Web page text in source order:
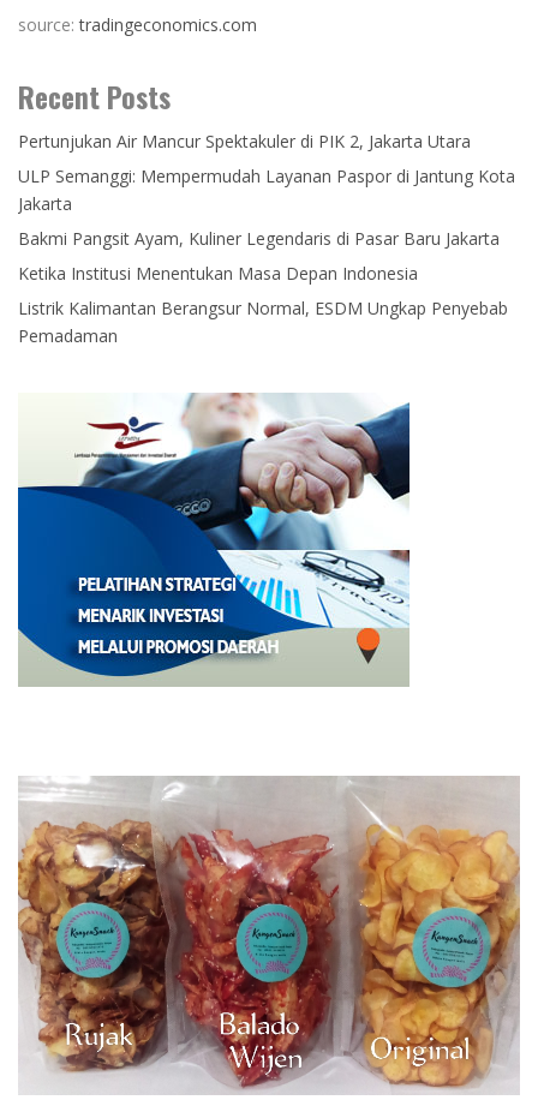
source:tradingeconomics.com
Recent Posts
Pertunjukan Air Mancur Spektakuler di PIK 2, Jakarta Utara
ULP Semanggi: Mempermudah Layanan Paspor di Jantung Kota
Jakarta
Bakmi Pangsit Ayam, Kuliner Legendaris di Pasar Baru Jakarta
Ketika Institusi Menentukan Masa Depan Indonesia
Listrik Kalimantan Berangsur Normal, ESDM Ungkap Penyebab
Pemadaman